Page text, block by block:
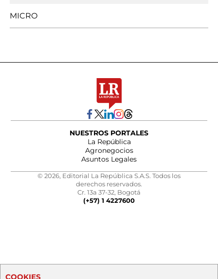
MICRO
NUESTROS PORTALES
La República
Agronegocios
Asuntos Legales
© 2026, Editorial La República S.A.S. Todos los
derechos reservados.
Cr. 13a 37-32, Bogotá
(+57) 1 4227600
COOKIES